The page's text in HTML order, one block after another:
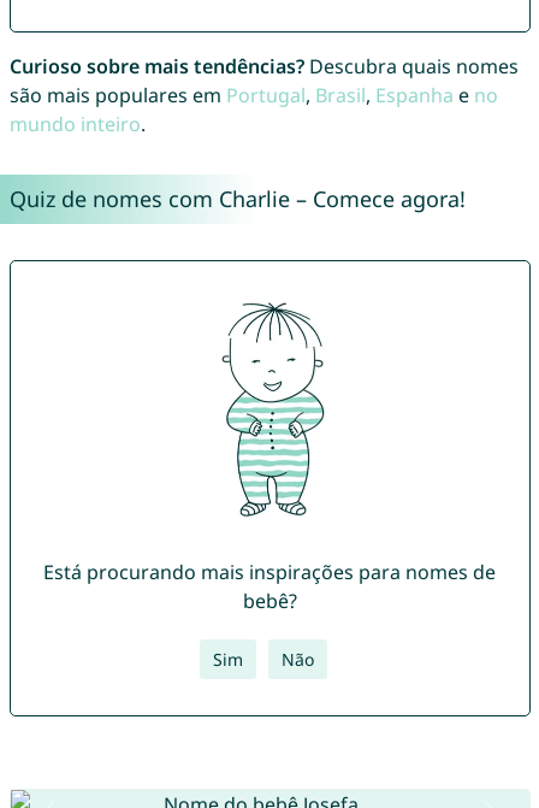
Curioso sobre mais tendências?Descubra quais nomes
são mais populares em Portugal, Brasil, Espanha e no
mundo inteiro.
Quiz de nomes com Charlie – Comece agora!
Está procurando mais inspirações para nomes de
bebê?
Sim Não